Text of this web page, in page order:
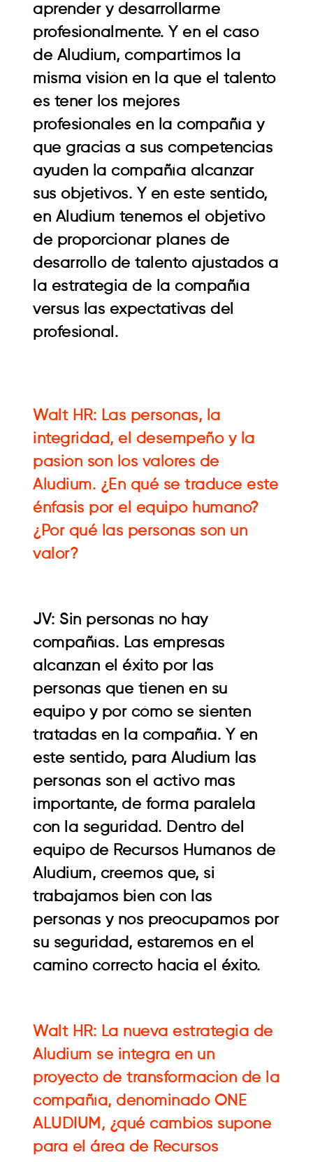
aprender y desarrollarme
profesionalmente. Y en el caso
de Aludium, compartimos la
misma visión en la que el talento
es tener los mejores
profesionales en la compañía y
que gracias a sus competencias
ayuden la compañía alcanzar
sus objetivos. Y en este sentido,
en Aludium tenemos el objetivo
de proporcionar planes de
desarrollo de talento ajustados a
la estrategia de la compañía
versus las expectativas del
profesional.
Walt HR: Las personas, la
integridad, el desempeño y la
pasión son los valores de
Aludium. ¿En qué se traduce este
énfasis por el equipo humano?
¿Por qué las personas son un
valor?
JV: Sin personas no hay
compañías. Las empresas
alcanzan el éxito por las
personas que tienen en su
equipo y por cómo se sienten
tratadas en la compañía. Y en
este sentido, para Aludium las
personas son el activo mas
importante, de forma paralela
con la seguridad. Dentro del
equipo de Recursos Humanos de
Aludium, creemos que, si
trabajamos bien con las
personas y nos preocupamos por
su seguridad, estaremos en el
camino correcto hacia el éxito.
Walt HR: La nueva estrategia de
Aludium se integra en un
proyecto de transformación de la
compañía, denominado ONE
ALUDIUM, ¿qué cambios supone
para el área de Recursos